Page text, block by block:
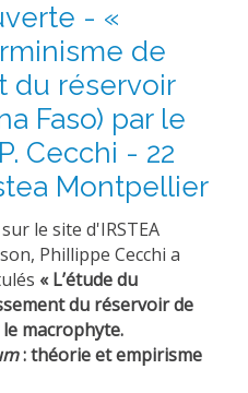
- «
de
du réservoir
Faso) par le
Cecchi - 22
Montpellier
sur le site d'IRSTEA
Phillippe Cecchi a
« L’étude du
du réservoir de
macrophyte.
: théorie et empirisme